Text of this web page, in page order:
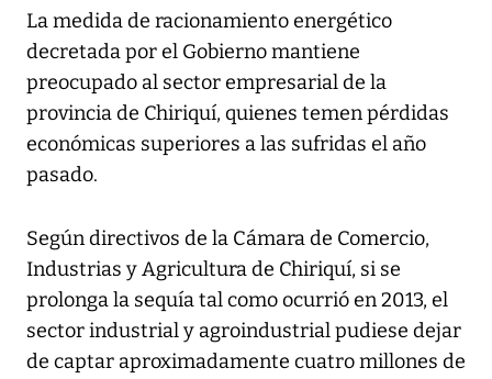
La medida de racionamiento energético
decretada por el Gobierno mantiene
preocupado al sector empresarial de la
provincia de Chiriquí, quienes temen pérdidas
económicas superiores a las sufridas el año
pasado.
Según directivos de la Cámara de Comercio,
Industrias y Agricultura de Chiriquí, si se
prolonga la sequía tal como ocurrió en 2013, el
sector industrial y agroindustrial pudiese dejar
de captar aproximadamente cuatro millones de